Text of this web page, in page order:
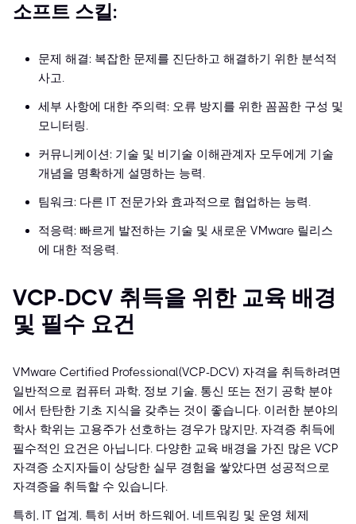
소프트 스킬:
문제 해결: 복잡한 문제를 진단하고 해결하기 위한 분석적
사고.
세부 사항에 대한 주의력: 오류 방지를 위한 꼼꼼한 구성 및
모니터링.
커뮤니케이션: 기술 및 비기술 이해관계자 모두에게 기술
개념을 명확하게 설명하는 능력.
팀워크: 다른 IT 전문가와 효과적으로 협업하는 능력.
적응력: 빠르게 발전하는 기술 및 새로운 VMware 릴리스
에 대한 적응력.
VCP-DCV 취득을 위한 교육 배경
및 필수 요건
VMware Certified Professional(VCP-DCV) 자격을 취득하려면
일반적으로 컴퓨터 과학, 정보 기술, 통신 또는 전기 공학 분야
에서 탄탄한 기초 지식을 갖추는 것이 좋습니다. 이러한 분야의
학사 학위는 고용주가 선호하는 경우가 많지만, 자격증 취득에
필수적인 요건은 아닙니다. 다양한 교육 배경을 가진 많은 VCP
자격증 소지자들이 상당한 실무 경험을 쌓았다면 성공적으로
자격증을 취득할 수 있습니다.
특히, IT 업계, 특히 서버 하드웨어, 네트워킹 및 운영 체제